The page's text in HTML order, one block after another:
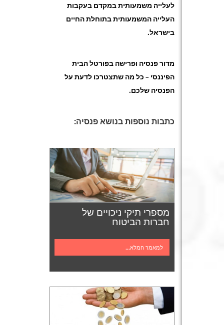
לעלייה משמעותית במקדם בעקבות
העלייה המשמעותית בתוחלת החיים
בישראל.
מדור פנסיה ופרישה בפורטל הבית
הפיננסי – כל מה שתצטרכו לדעת על
הפנסיה שלכם.
כתבות נוספות בנושא פנסיה:
מספרי תיקי ניכויים של
חברות הביטוח
למאמר המלא...